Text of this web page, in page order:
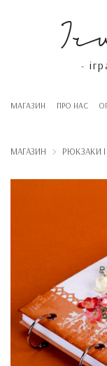
-
МАГАЗИН ПРО НАС
МАГАЗИН РЮКЗАКИ